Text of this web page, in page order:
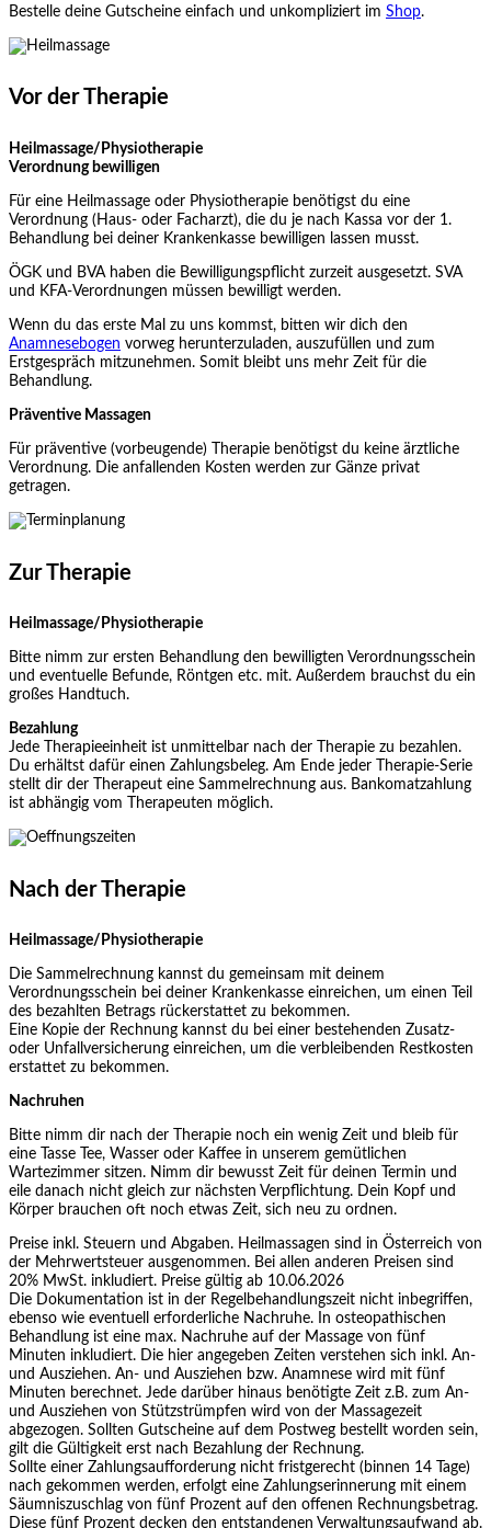
Bestelle deine Gutscheine einfach und unkompliziert im Shop.
Vor der Therapie
Heilmassage/Physiotherapie
Verordnung bewilligen
Für eine Heilmassage oder Physiotherapie benötigst du eine
Verordnung (Haus- oder Facharzt), die du je nach Kassa vor der 1.
Behandlung bei deiner Krankenkasse bewilligen lassen musst.
ÖGK und BVA haben die Bewilligungspflicht zurzeit ausgesetzt. SVA
und KFA-Verordnungen müssen bewilligt werden.
Wenn du das erste Mal zu uns kommst, bitten wir dich den
Anamnesebogen vorweg herunterzuladen, auszufüllen und zum
Erstgespräch mitzunehmen. Somit bleibt uns mehr Zeit für die
Behandlung.
Präventive Massagen
Für präventive (vorbeugende) Therapie benötigst du keine ärztliche
Verordnung. Die anfallenden Kosten werden zur Gänze privat
getragen.
Zur Therapie
Heilmassage/Physiotherapie
Bitte nimm zur ersten Behandlung den bewilligten Verordnungsschein
und eventuelle Befunde, Röntgen etc. mit. Außerdem brauchst du ein
großes Handtuch.
Bezahlung
Jede Therapieeinheit ist unmittelbar nach der Therapie zu bezahlen.
Du erhältst dafür einen Zahlungsbeleg. Am Ende jeder Therapie-Serie
stellt dir der Therapeut eine Sammelrechnung aus. Bankomatzahlung
ist abhängig vom Therapeuten möglich.
Nach der Therapie
Heilmassage/Physiotherapie
Die Sammelrechnung kannst du gemeinsam mit deinem
Verordnungsschein bei deiner Krankenkasse einreichen, um einen Teil
des bezahlten Betrags rückerstattet zu bekommen.
Eine Kopie der Rechnung kannst du bei einer bestehenden Zusatz-
oder Unfallversicherung einreichen, um die verbleibenden Restkosten
erstattet zu bekommen.
Nachruhen
Bitte nimm dir nach der Therapie noch ein wenig Zeit und bleib für
eine Tasse Tee, Wasser oder Kaffee in unserem gemütlichen
Wartezimmer sitzen. Nimm dir bewusst Zeit für deinen Termin und
eile danach nicht gleich zur nächsten Verpflichtung. Dein Kopf und
Körper brauchen oft noch etwas Zeit, sich neu zu ordnen.
Preise inkl. Steuern und Abgaben. Heilmassagen sind in Österreich von
der Mehrwertsteuer ausgenommen. Bei allen anderen Preisen sind
20% MwSt. inkludiert. Preise gültig ab 10.06.2026
Die Dokumentation ist in der Regelbehandlungszeit nicht inbegriffen,
ebenso wie eventuell erforderliche Nachruhe. In osteopathischen
Behandlung ist eine max. Nachruhe auf der Massage von fünf
Minuten inkludiert. Die hier angegeben Zeiten verstehen sich inkl. An-
und Ausziehen. An- und Ausziehen bzw. Anamnese wird mit fünf
Minuten berechnet. Jede darüber hinaus benötigte Zeit z.B. zum An-
und Ausziehen von Stützstrümpfen wird von der Massagezeit
abgezogen. Sollten Gutscheine auf dem Postweg bestellt worden sein,
gilt die Gültigkeit erst nach Bezahlung der Rechnung.
Sollte einer Zahlungsaufforderung nicht fristgerecht (binnen 14 Tage)
nach gekommen werden, erfolgt eine Zahlungserinnerung mit einem
Säumniszuschlag von fünf Prozent auf den offenen Rechnungsbetrag.
Diese fünf Prozent decken den entstandenen Verwaltungsaufwand ab.